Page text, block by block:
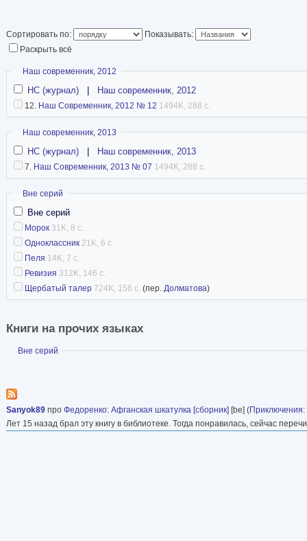
Статья в Википедии
Сортировать по:
Показывать:
Раскрыть всё
Скрыть
Наш современник, 2012
НС (журнал) Наш современник, 2012
12. Наш Современник, 2012 № 12 1494K, 288 с.
Скрыть
Наш современник, 2013
НС (журнал) Наш современник, 2013
7. Наш Современник, 2013 № 07 1494K, 288 с.
Скрыть
Вне серий
Вне серий
Морок 31K, 8 с.
Одноклассник 21K, 6 с.
Пеля 14K, 7 с.
Ревизия 312K, 146 с.
Щербатый талер 724K, 156 с. (пер. Долматова)
Книги на прочих языках
Показать
Вне серий
Sanyok89 про Федоренко: Афганская шкатулка [сборник] [be] (Приключения:
Лет 15 назад брал эту книгу в библиотеке. Тогда понравилась, сейчас